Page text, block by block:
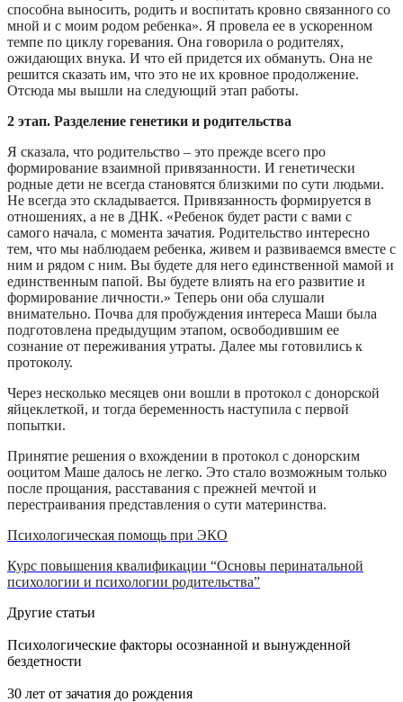
способна выносить, родить и воспитать кровно связанного со
мной и с моим родом ребенка». Я провела ее в ускоренном
темпе по циклу горевания. Она говорила о родителях,
ожидающих внука. И что ей придется их обмануть. Она не
решится сказать им, что это не их кровное продолжение.
Отсюда мы вышли на следующий этап работы.
2 этап. Разделение генетики и родительства
Я сказала, что родительство – это прежде всего про
формирование взаимной привязанности. И генетически
родные дети не всегда становятся близкими по сути людьми.
Не всегда это складывается. Привязанность формируется в
отношениях, а не в ДНК. «Ребенок будет расти с вами с
самого начала, с момента зачатия. Родительство интересно
тем, что мы наблюдаем ребенка, живем и развиваемся вместе с
ним и рядом с ним. Вы будете для него единственной мамой и
единственным папой. Вы будете влиять на его развитие и
формирование личности.» Теперь они оба слушали
внимательно. Почва для пробуждения интереса Маши была
подготовлена предыдущим этапом, освободившим ее
сознание от переживания утраты. Далее мы готовились к
протоколу.
Через несколько месяцев они вошли в протокол с донорской
яйцеклеткой, и тогда беременность наступила с первой
попытки.
Принятие решения о вхождении в протокол с донорским
ооцитом Маше далось не легко. Это стало возможным только
после прощания, расставания с прежней мечтой и
перестраивания представления о сути материнства.
Психологическая помощь при ЭКО
Курс повышения квалификации “Основы перинатальной
психологии и психологии родительства”
Другие статьи
Психологические факторы осознанной и вынужденной
бездетности
30 лет от зачатия до рождения